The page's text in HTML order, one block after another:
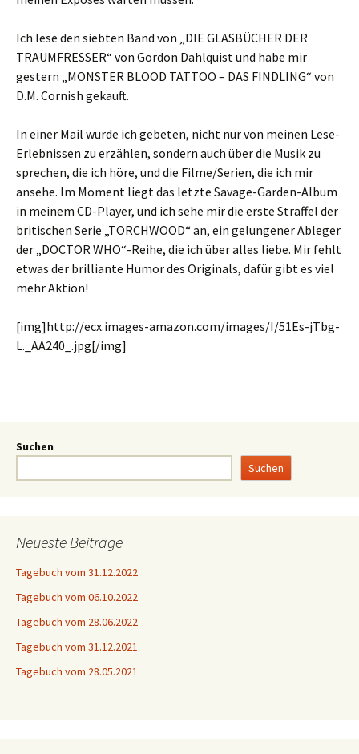
Ich lese den siebten Band von „DIE GLASBÜCHER DER
TRAUMFRESSER“ von Gordon Dahlquist und habe mir
gestern „MONSTER BLOOD TATTOO – DAS FINDLING“ von
D.M. Cornish gekauft.
In einer Mail wurde ich gebeten, nicht nur von meinen Lese-
Erlebnissen zu erzählen, sondern auch über die Musik zu
sprechen, die ich höre, und die Filme/Serien, die ich mir
ansehe. Im Moment liegt das letzte Savage-Garden-Album
in meinem CD-Player, und ich sehe mir die erste Straffel der
britischen Serie „TORCHWOOD“ an, ein gelungener Ableger
der „DOCTOR WHO“-Reihe, die ich über alles liebe. Mir fehlt
etwas der brilliante Humor des Originals, dafür gibt es viel
mehr Aktion!
[img]http://ecx.images-amazon.com/images/I/51Es-jTbg-
L._AA240_.jpg[/img]
Suchen
Suchen
Neueste Beiträge
Tagebuch vom 31.12.2022
Tagebuch vom 06.10.2022
Tagebuch vom 28.06.2022
Tagebuch vom 31.12.2021
Tagebuch vom 28.05.2021